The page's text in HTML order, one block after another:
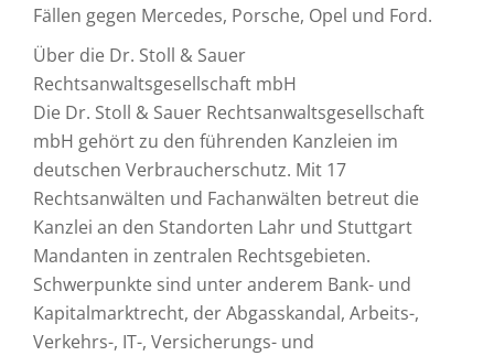
Fällen gegen Mercedes, Porsche, Opel und Ford.
Über die Dr. Stoll & Sauer
Rechtsanwaltsgesellschaft mbH
Die Dr. Stoll & Sauer Rechtsanwaltsgesellschaft
mbH gehört zu den führenden Kanzleien im
deutschen Verbraucherschutz. Mit 17
Rechtsanwälten und Fachanwälten betreut die
Kanzlei an den Standorten Lahr und Stuttgart
Mandanten in zentralen Rechtsgebieten.
Schwerpunkte sind unter anderem Bank- und
Kapitalmarktrecht, der Abgasskandal, Arbeits-,
Verkehrs-, IT-, Versicherungs- und